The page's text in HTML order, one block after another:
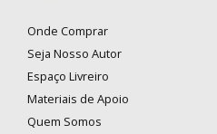
Onde Comprar
Seja Nosso Autor
Espaço Livreiro
Materiais de Apoio
Quem Somos